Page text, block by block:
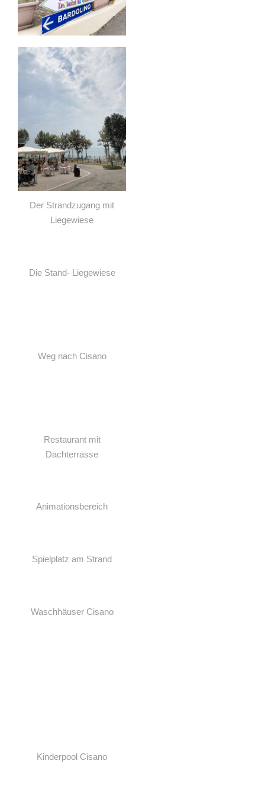
Der Strandzugang mit
Liegewiese
Die Stand- Liegewiese
Weg nach Cisano
Restaurant mit
Dachterrasse
Animationsbereich
Spielplatz am Strand
Waschhäuser Cisano
Kinderpool Cisano